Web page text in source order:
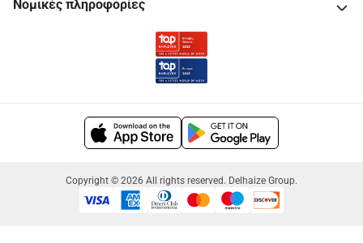
Νομικές πληροφορίες
Copyright © 2026 All rights reserved. Delhaize Group.